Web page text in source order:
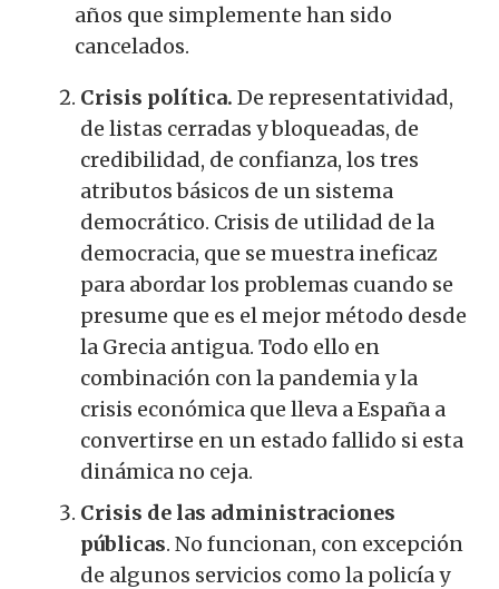
años que simplemente han sido
cancelados.
Crisis política. De representatividad,
de listas cerradas y bloqueadas, de
credibilidad, de confianza, los tres
atributos básicos de un sistema
democrático. Crisis de utilidad de la
democracia, que se muestra ineficaz
para abordar los problemas cuando se
presume que es el mejor método desde
la Grecia antigua. Todo ello en
combinación con la pandemia y la
crisis económica que lleva a España a
convertirse en un estado fallido si esta
dinámica no ceja.
Crisis de las administraciones
públicas. No funcionan, con excepción
de algunos servicios como la policía y